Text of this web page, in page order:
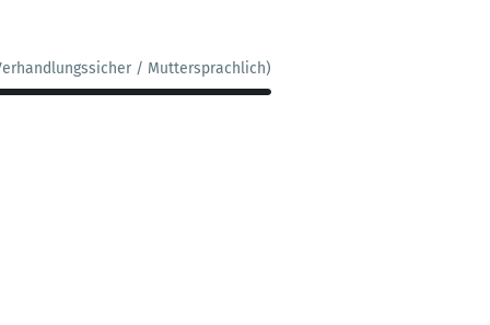
/ Muttersprachlich)